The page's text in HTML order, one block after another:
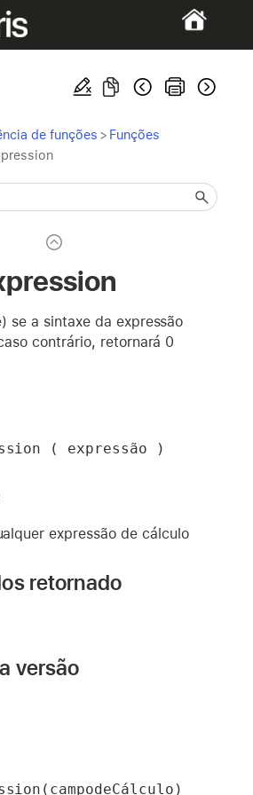
de funções > Funções
se a sintaxe da expressão
contrário, retornará 0
( expressão )
expressão de cálculo
retornado
versão